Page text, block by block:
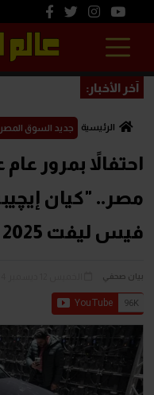
آخر الأخبار:
الرئيسية جديد السوق
احتفالاً بمرور
مصر.. "كيان
فيس ليفت 2025
بيان صحفي